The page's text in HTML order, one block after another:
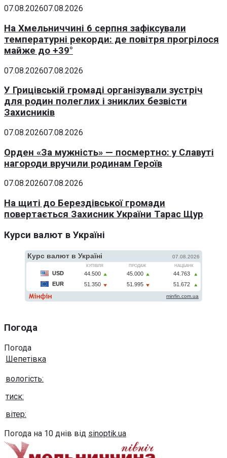
07.08.202607.08.2026
На Хмельниччині 6 серпня зафіксували
температурні рекорди: де повітря прогрілося
майже до +39°
07.08.202607.08.2026
У Грицівській громаді організували зустріч
для родин полеглих і зниклих безвісти
Захисників
07.08.202607.08.2026
Орден «За мужність» — посмертно: у Славуті
нагороди вручили родинам Героїв
07.08.202607.08.2026
На щиті до Берездівської громади
повертається Захисник України Тарас Щур
Курси валют в Україні
Погода
Погода
Шепетівка
вологість:
тиск:
вітер:
Погода на 10 днів від sinoptik.ua